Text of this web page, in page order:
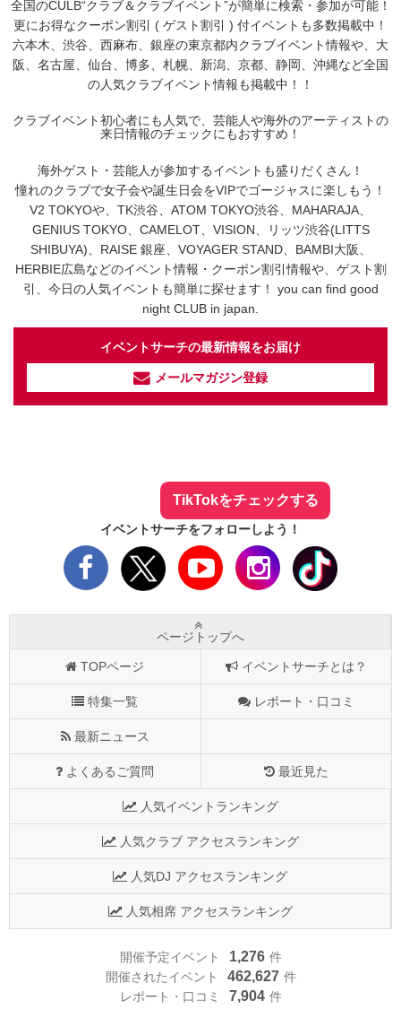
全国のCULB“クラブ＆クラブイベント”が簡単に検索・参加が可能！
更にお得なクーポン割引 ( ゲスト割引 ) 付イベントも多数掲載中！
六本木、渋谷、西麻布、銀座の東京都内クラブイベント情報や、大
阪、名古屋、仙台、博多、札幌、新潟、京都、静岡、沖縄など全国
の人気クラブイベント情報も掲載中！！
クラブイベント初心者にも人気で、芸能人や海外のアーティストの
来日情報のチェックにもおすすめ！
海外ゲスト・芸能人が参加するイベントも盛りだくさん！
憧れのクラブで女子会や誕生日会をVIPでゴージャスに楽しもう！
V2 TOKYOや、TK渋谷、ATOM TOKYO渋谷、MAHARAJA、
GENIUS TOKYO、CAMELOT、VISION、リッツ渋谷(LITTS
SHIBUYA)、RAISE 銀座、VOYAGER STAND、BAMBI大阪、
HERBIE広島などのイベント情報・クーポン割引情報や、ゲスト割
引、今日の人気イベントも簡単に探せます！ you can find good
night CLUB in japan.
イベントサーチの最新情報をお届け
メールマガジン登録
TikTokをチェックする
イベントサーチをフォローしよう！
ページトップへ
TOPページ イベントサーチとは？
特集一覧 レポート・口コミ
最新ニュース
よくあるご質問 最近見た
人気イベントランキング
人気クラブ アクセスランキング
人気DJ アクセスランキング
人気相席 アクセスランキング
開催予定イベント 1,276 件
開催されたイベント
462,627 件
レポート・口コミ
7,904 件